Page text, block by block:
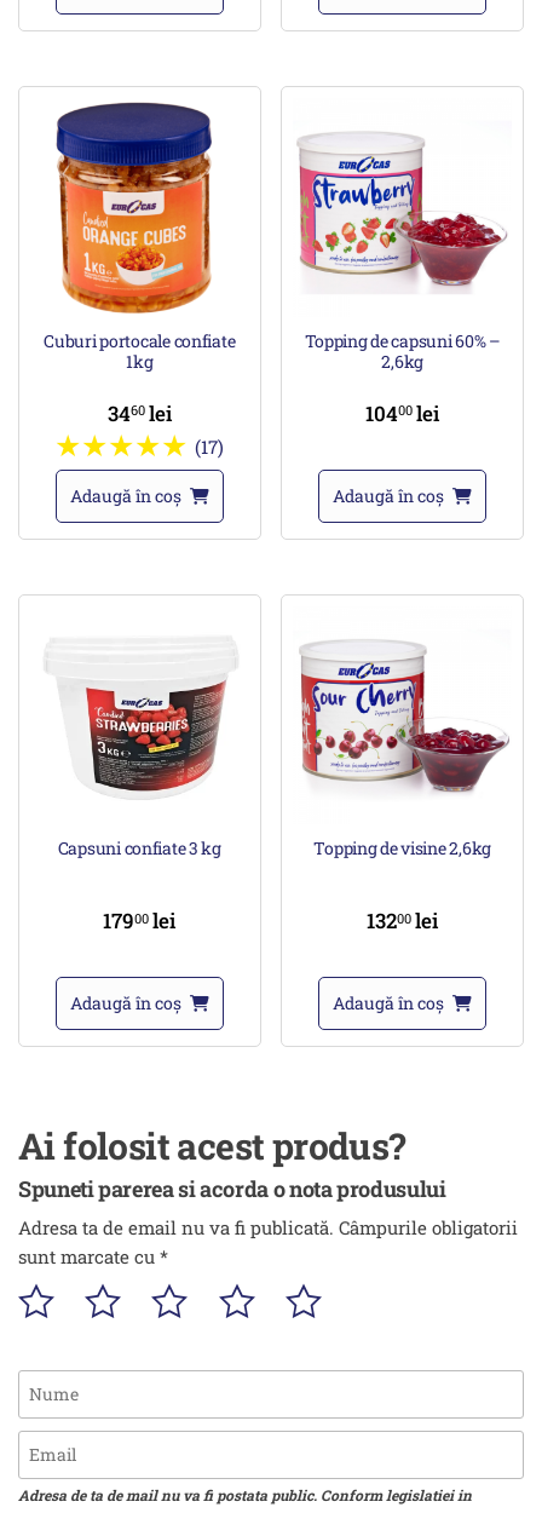
Cuburi portocale confiate
1kg
3460 lei
(17)
Adaugă în coș
Topping de capsuni 60% –
2,6kg
10400lei
Adaugă în coș
Capsuni confiate 3 kg
17900lei
Adaugă în coș
Topping de visine 2,6kg
13200lei
Adaugă în coș
Ai folosit acest produs?
Spuneti parerea si acorda o nota produsului
Adresa ta de email nu va fi publicată. Câmpurile obligatorii
sunt marcate cu *
Adresa de ta de mail nu va fi postata public. Conform legislatiei in